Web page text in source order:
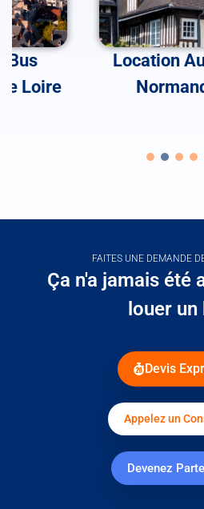
Bus
Loire
Location
FAITES UNE DEMANDE
Ça n'a jamais été
louer un
Devis
Appelez un
Devenez